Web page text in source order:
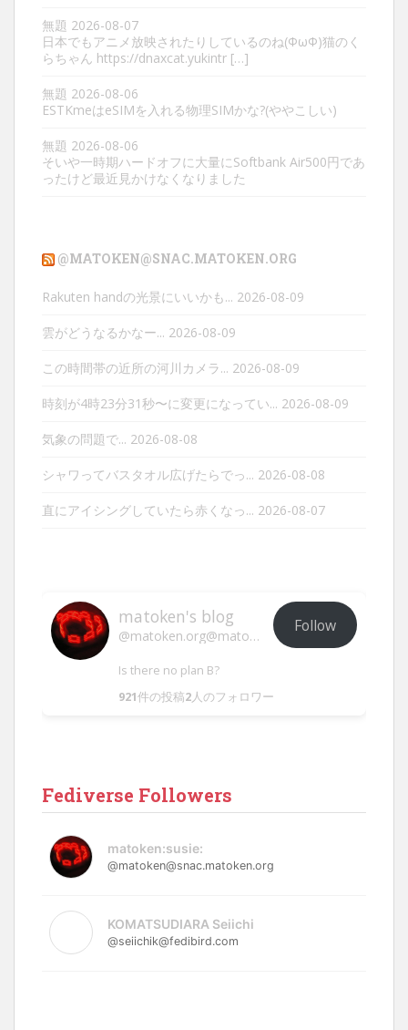
無題 2026-08-07
日本でもアニメ放映されたりしているのね(ΦωΦ)猫のく
らちゃん https://dnaxcat.yukintr […]
無題 2026-08-06
ESTKmeはeSIMを入れる物理SIMかな?(ややこしい)
無題 2026-08-06
そいや一時期ハードオフに大量にSoftbank Air500円であ
ったけど最近見かけなくなりました
@MATOKEN@SNAC.MATOKEN.ORG
Rakuten handの光景にいいかも... 2026-08-09
雲がどうなるかなー... 2026-08-09
この時間帯の近所の河川カメラ... 2026-08-09
時刻が4時23分31秒〜に変更になってい... 2026-08-09
気象の問題で... 2026-08-08
シャワってバスタオル広げたらでっ... 2026-08-08
直にアイシングしていたら赤くなっ... 2026-08-07
matoken's blog
@matoken.org@matoken.org
Follow
Is there no plan B?
921件の投稿2人のフォロワー
Fediverse Followers
matoken:susie:
@matoken@snac.matoken.org
KOMATSUDIARA Seiichi
@seiichik@fedibird.com